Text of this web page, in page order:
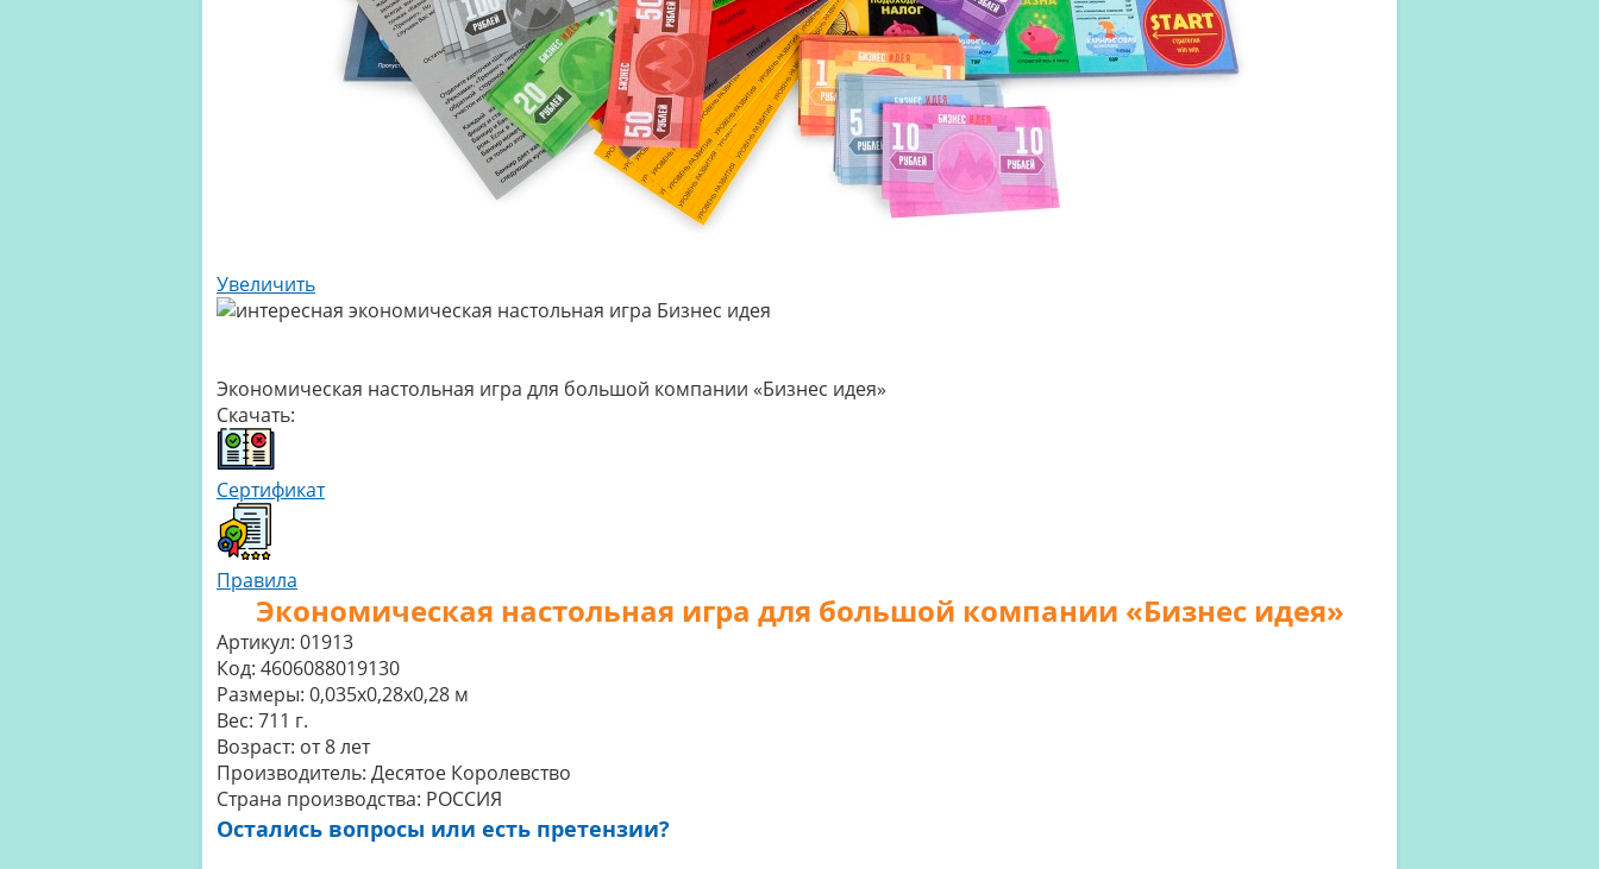
Увеличить
Экономическая настольная игра для большой компании «Бизнес идея»
Скачать:
Сертификат
Правила
Экономическая настольная игра для большой компании «Бизнес идея»
Артикул: 01913
Код: 4606088019130
Размеры: 0,035x0,28x0,28 м
Вес: 711 г.
Возраст: от 8 лет
Производитель: Десятое Королевство
Страна производства: РОССИЯ
Остались вопросы или есть претензии?